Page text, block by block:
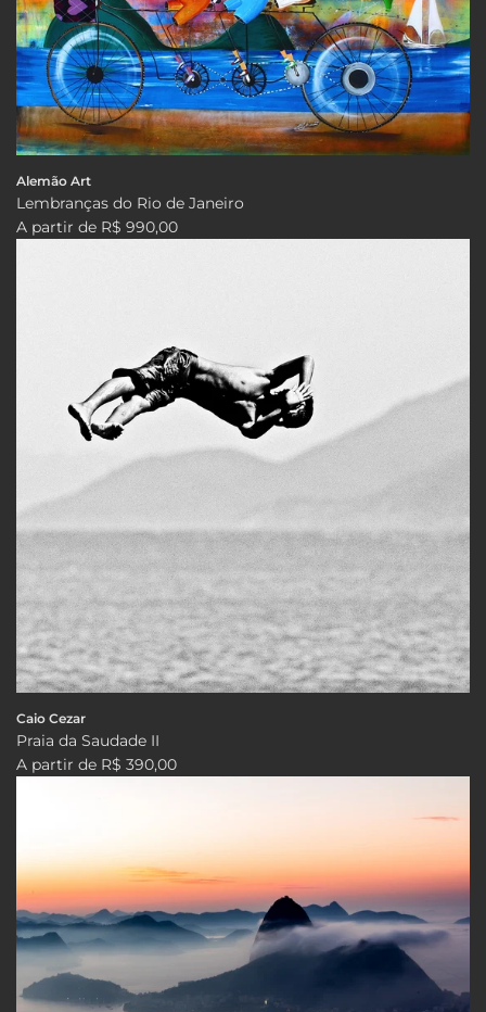
Alemão Art
Lembranças do Rio de Janeiro
A partir de R$ 990,00
Caio Cezar
Praia da Saudade II
A partir de R$ 390,00